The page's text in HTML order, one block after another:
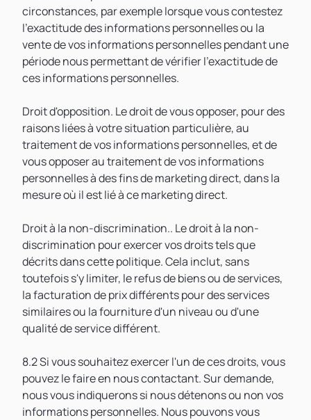
circonstances, par exemple lorsque vous contestez
l'exactitude des informations personnelles ou la
vente de vos informations personnelles pendant une
période nous permettant de vérifier l'exactitude de
ces informations personnelles.
Droit d'opposition. Le droit de vous opposer, pour des
raisons liées à votre situation particulière, au
traitement de vos informations personnelles, et de
vous opposer au traitement de vos informations
personnelles à des fins de marketing direct, dans la
mesure où il est lié à ce marketing direct.
Droit à la non-discrimination.. Le droit à la non-
discrimination pour exercer vos droits tels que
décrits dans cette politique. Cela inclut, sans
toutefois s'y limiter, le refus de biens ou de services,
la facturation de prix différents pour des services
similaires ou la fourniture d'un niveau ou d'une
qualité de service différent.
8.2 Si vous souhaitez exercer l'un de ces droits, vous
pouvez le faire en nous contactant. Sur demande,
nous vous indiquerons si nous détenons ou non vos
informations personnelles. Nous pouvons vous